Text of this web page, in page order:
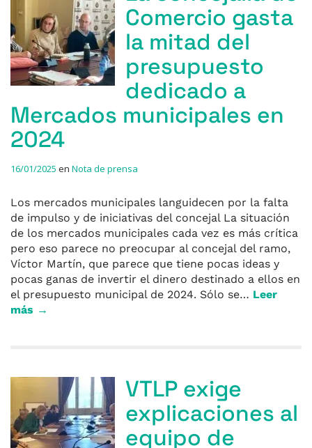
Comercio gasta
la mitad del
presupuesto
dedicado a
Mercados municipales en
2024
16/01/2025 en Nota de prensa
Los mercados municipales languidecen por la falta
de impulso y de iniciativas del concejal La situación
de los mercados municipales cada vez es más crítica
pero eso parece no preocupar al concejal del ramo,
Víctor Martín, que parece que tiene pocas ideas y
pocas ganas de invertir el dinero destinado a ellos en
el presupuesto municipal de 2024. Sólo se… Leer
más →
VTLP exige
explicaciones al
equipo de